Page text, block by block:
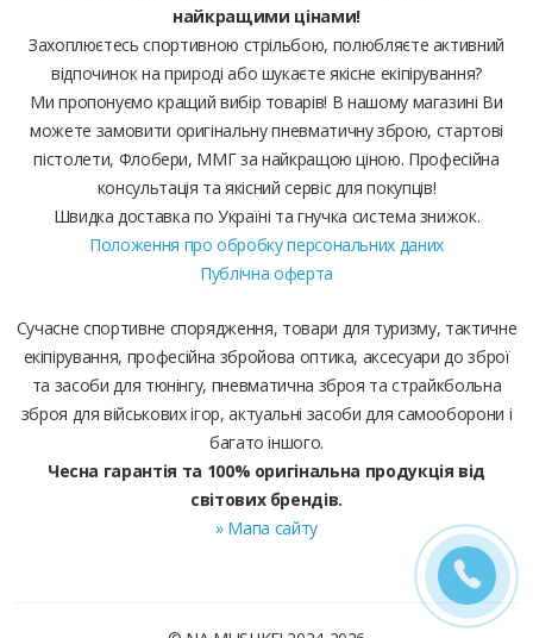
найкращими цінами!
Захоплюєтесь спортивною стрільбою, полюбляєте активний
відпочинок на природі або шукаєте якісне екіпірування?
Ми пропонуємо кращий вибір товарів! В нашому магазині Ви
можете замовити оригінальну пневматичну зброю, стартові
пістолети, Флобери, ММГ за найкращою ціною. Професійна
консультація та якісний сервіс для покупців!
Швидка доставка по Україні та гнучка система знижок.
Положення про обробку персональних даних
Публічна оферта
Сучасне спортивне спорядження, товари для туризму, тактичне
екіпірування, професійна збройова оптика, аксесуари до зброї
та засоби для тюнінгу, пневматична зброя та страйкбольна
зброя для військових ігор, актуальні засоби для самооборони і
багато іншого.
Чесна гарантія та 100% оригінальна продукція від
світових брендів.
» Мапа сайту